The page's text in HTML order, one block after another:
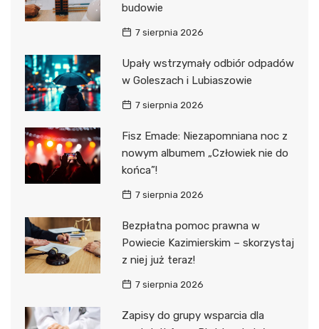
budowie
7 sierpnia 2026
Upały wstrzymały odbiór odpadów
w Goleszach i Lubiaszowie
7 sierpnia 2026
Fisz Emade: Niezapomniana noc z
nowym albumem „Człowiek nie do
końca”!
7 sierpnia 2026
Bezpłatna pomoc prawna w
Powiecie Kazimierskim – skorzystaj
z niej już teraz!
7 sierpnia 2026
Zapisy do grupy wsparcia dla